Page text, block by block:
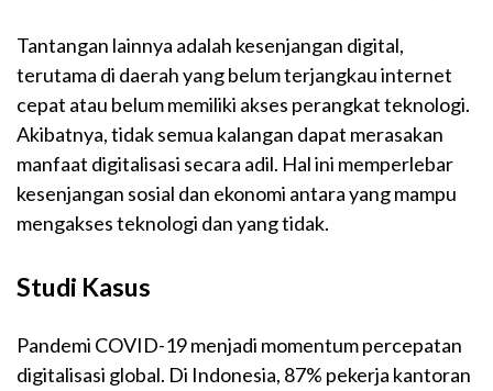
Tantangan lainnya adalah kesenjangan digital,
terutama di daerah yang belum terjangkau internet
cepat atau belum memiliki akses perangkat teknologi.
Akibatnya, tidak semua kalangan dapat merasakan
manfaat digitalisasi secara adil. Hal ini memperlebar
kesenjangan sosial dan ekonomi antara yang mampu
mengakses teknologi dan yang tidak.
Studi Kasus
Pandemi COVID-19 menjadi momentum percepatan
digitalisasi global. Di Indonesia, 87% pekerja kantoran